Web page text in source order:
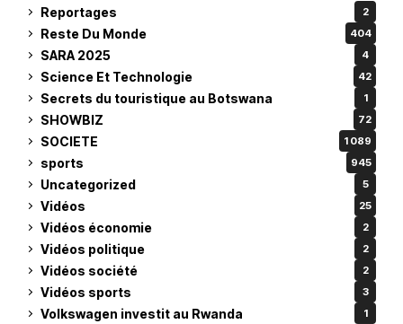
Reportages 2
Reste Du Monde 404
SARA 2025 4
Science Et Technologie 42
Secrets du touristique au Botswana 1
SHOWBIZ 72
SOCIETE 1 089
sports 945
Uncategorized 5
Vidéos 25
Vidéos économie 2
Vidéos politique 2
Vidéos société 2
Vidéos sports 3
Volkswagen investit au Rwanda 1